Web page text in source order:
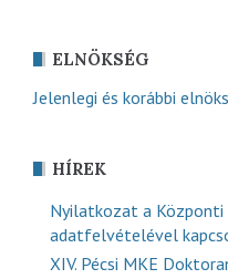
ELNÖKSÉG
Jelenlegi és korábbi
HÍREK
Nyilatkozat a Központi
adatfelvételével
XIV. Pécsi MKE